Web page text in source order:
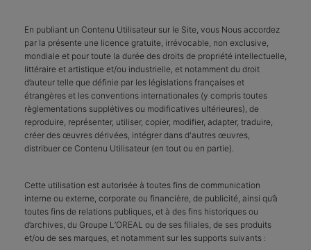
En publiant un Contenu Utilisateur sur le Site, vous Nous accordez
par la présente une licence gratuite, irrévocable, non exclusive,
mondiale et pour toute la durée des droits de propriété intellectuelle,
littéraire et artistique et/ou industrielle, et notamment du droit
d’auteur telle que définie par les législations françaises et
étrangères et les conventions internationales (y compris toutes
règlementations supplétives ou modificatives ultérieures), de
reproduire, représenter, utiliser, copier, modifier, adapter, traduire,
créer des œuvres dérivées, intégrer dans d'autres œuvres,
distribuer ce Contenu Utilisateur (en tout ou en partie).
Cette utilisation est autorisée à toutes fins de communication
interne ou externe, corporate ou financière, de publicité, ainsi qu’à
toutes fins de relations publiques, et à des fins historiques ou
d’archives, du Groupe L’OREAL ou de ses filiales, de ses produits
et/ou de ses marques, et notamment sur les supports suivants :